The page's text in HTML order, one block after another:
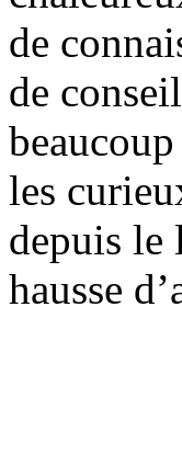
de
de
les
depuis le
hausse